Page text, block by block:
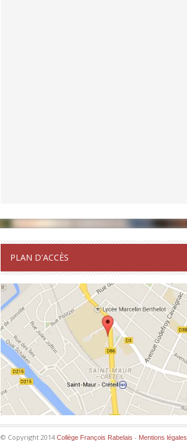
PLAN D'ACCÈS
© Copyright 2014 Collège François Rabelais - Mentions légales